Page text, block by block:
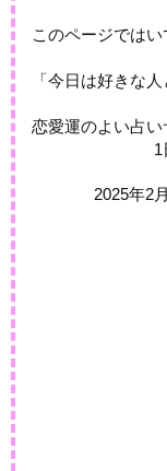
このページでは
「今日は好きな
恋愛運のよい占
1
2025年2